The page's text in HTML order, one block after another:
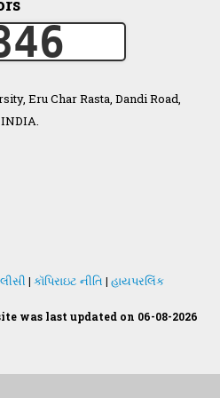
Eru Char Rasta, Dandi Road,
| કૉપિરાઇટ નીતિ | હાયપરલિંક
was last updated on 06-08-2026